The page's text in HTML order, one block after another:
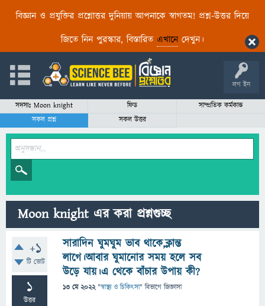
বিজ্ঞান ও প্রযুক্তির প্রশ্নোত্তর দুনিয়ায় আপনাকে স্বাগতম! প্রশ্ন-উত্তর দিয়ে
জিতে নিন পুরস্কার, বিস্তারিত এখানেদেখুন।
লগ ইন
সদস্যঃ Moon knight ফিড
সাম্প্রতিক কর্মকান্ড
সকল প্রশ্ন
সকল উত্তর
Moon knight এর করা প্রশ্নগুচ্ছ
+1
টি ভোট
1
উত্তর
সারাদিন ঘুমঘুম ভাব থাকে,ক্লান্ত
লাগে।আবার ঘুমানোর সময় হলে সব
উড়ে যায়।এ থেকে বাঁচার উপায় কী?
13 মে 2022 "স্বাস্থ্য ও চিকিৎসা" বিভাগে জিজ্ঞাসা